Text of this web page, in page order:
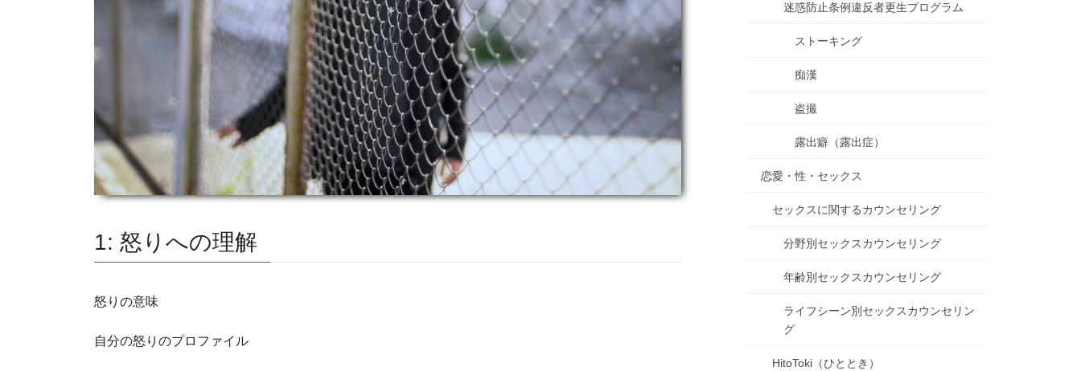
1: 怒りへの理解
怒りの意味
自分の怒りのプロファイル
迷惑防止条例違反者更生プログラム
ストーキング
痴漢
盗撮
露出癖（露出症）
恋愛・性・セックス
セックスに関するカウンセリング
分野別セックスカウンセリング
年齢別セックスカウンセリング
ライフシーン別セックスカウンセリン
グ
HitoToki（ひととき）